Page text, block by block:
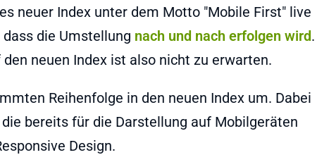
neuer Index unter dem Motto "Mobile First" live
die Umstellung nach und nach erfolgen wird.
neuen Index ist also nicht zu erwarten.
Reihenfolge in den neuen Index um. Dabei
bereits für die Darstellung auf Mobilgeräten
Design.